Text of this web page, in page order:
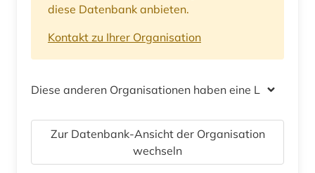
diese Datenbank anbieten.
Kontakt zu Ihrer Organisation
Diese anderen Organisationen haben eine Lizenz
Zur Datenbank-Ansicht der Organisation
wechseln